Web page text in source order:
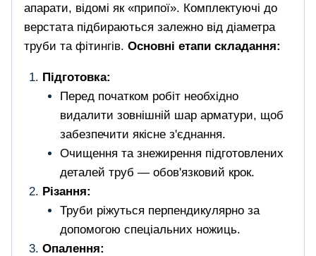
апарати, відомі як «припої». Комплектуючі до
верстата підбираються залежно від діаметра
труби та фітингів. Основні етапи складання:
Підготовка:
Перед початком робіт необхідно
видалити зовнішній шар арматури, щоб
забезпечити якісне з'єднання.
Очищення та знежирення підготовлених
деталей труб — обов'язковий крок.
Різання:
Труби ріжуться перпендикулярно за
допомогою спеціальних ножиць.
Опалення: